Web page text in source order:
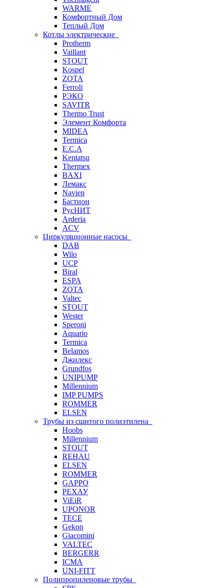
WARME
Комфортный Дом
Теплый Дом
Котлы электрические
Protherm
Vaillant
STOUT
Kospel
ZOTA
Ferroli
РЭКО
SAVITR
Thermo Trust
Элемент Комфорта
MIDEA
Termica
E.C.A
Kentatsu
Thermex
BAXI
Лемакс
Navien
Бастион
РусНИТ
Arderia
ACV
Циркуляционные насосы
DAB
Wilo
UCP
Biral
ESPA
ZOTA
Valtec
STOUT
Wester
Speroni
Aquario
Termica
Belamos
Джилекс
Grundfos
UNIPUMP
Millennium
IMP PUMPS
ROMMER
ELSEN
Трубы из сшитого полиэтилена
Hoobs
Millennium
STOUT
REHAU
ELSEN
ROMMER
GAPPO
РЕХАУ
ViEiR
UPONOR
TECE
Gekon
Giacomini
VALTEC
BERGERR
ICMA
UNI-FITT
Полипропиленовые трубы